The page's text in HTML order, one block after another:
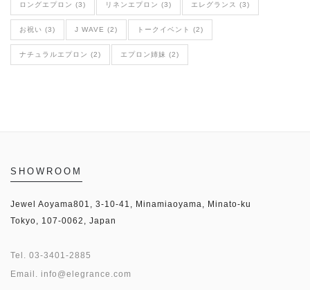
ロングエプロン (3) リネンエプロン (3) エレグランス (3)
お祝い (3) J WAVE (2) トークイベント (2)
ナチュラルエプロン (2) エプロン姉妹 (2)
SHOWROOM
Jewel Aoyama801, 3-10-41, Minamiaoyama, Minato-ku
Tokyo, 107-0062, Japan
Tel. 03-3401-2885
Email. info@elegrance.com